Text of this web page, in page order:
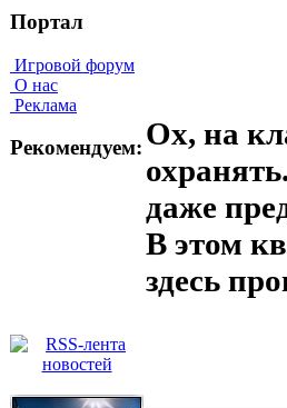
Портал
Игровой форум
О нас
Реклама
Рекомендуем: Ох, на
даже
В этом
здесь